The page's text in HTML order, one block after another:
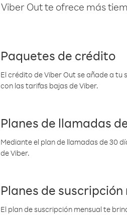
Viber Out te ofrece más
Paquetes de crédito
El crédito de Viber Out se añade a
con las tarifas bajas de Viber.
Planes de llamadas
Mediante el plan de llamadas de 30
de Viber.
Planes de
El plan de suscripción mensual te